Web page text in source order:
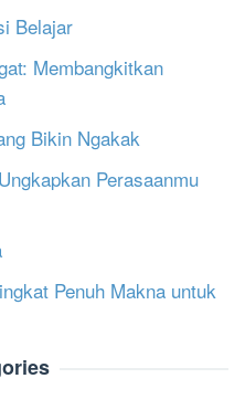
Belajar
Membangkitkan
Bikin Ngakak
Perasaanmu
Penuh Makna untuk